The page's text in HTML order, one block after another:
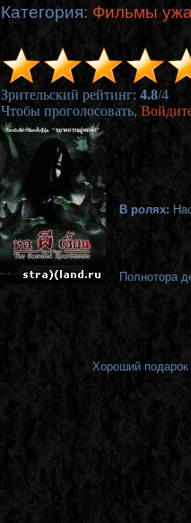
Категория: Фильмы
Зрительский рейтинг: 4.8/4
Чтобы проголосовать,
В ролях:
Полнотора
Хороший подарок